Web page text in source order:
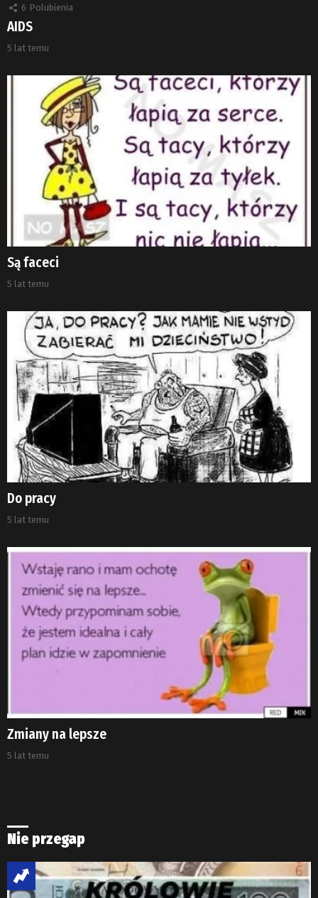
6 Polubienia
AIDS
5 lat temu
Są faceci
5 lat temu
Do pracy
5 lat temu
Zmiany na lepsze
5 lat temu
Nie przegap